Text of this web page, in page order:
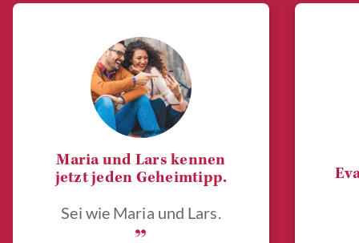
Maria und Lars kennen
jetzt jeden Geheimtipp.
Sei wie Maria und Lars.
„